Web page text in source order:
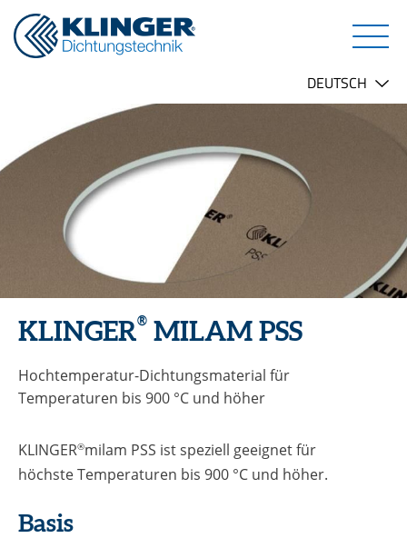
KLINGER® MILAM PSS
Hochtemperatur-Dichtungsmaterial für
Temperaturen bis 900 °C und höher
KLINGER®milam PSS ist speziell geeignet für
höchste Temperaturen bis 900 °C und höher.
Basis